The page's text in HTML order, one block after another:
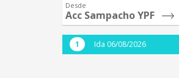
Desde
Acc Sampacho YPF
Ida 06/08/2026